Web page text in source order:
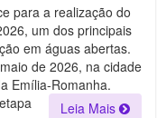
CATTOLICA
2026
DEVE
REUNIR
NADADORES
DE
TODO
O
MUNDO
NA
para a realização do
um dos principais
em águas abertas.
de 2026, na cidade
Emília-Romanha.
Leia Mais